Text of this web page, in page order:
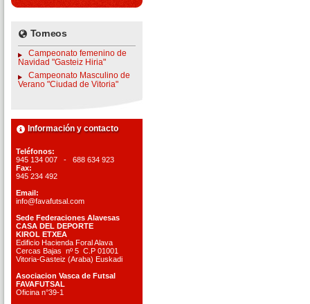
Torneos
Campeonato femenino de
Navidad "Gasteiz Hiria"
Campeonato Masculino de
Verano "Ciudad de Vitoria"
Información y contacto
Teléfonos:
945 134 007 - 688 634 923
Fax:
945 234 492
Email:
info@favafutsal.com
Sede Federaciones Alavesas
CASA DEL DEPORTE
KIROL ETXEA
Edificio Hacienda Foral Alava
Cercas Bajas nº 5 C.P 01001
Vitoria-Gasteiz (Araba) Euskadi
Asociacion Vasca de Futsal
FAVAFUTSAL
Oficina n°39-1